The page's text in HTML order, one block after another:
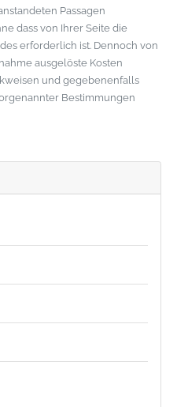
Passagen
dass von Ihrer Seite die
erforderlich ist. Dennoch von
ausgelöste Kosten
und gegebenenfalls
Bestimmungen